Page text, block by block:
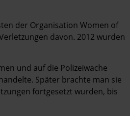
der Organisation Women of
davon. 2012 wurden
und auf die Polizeiwache
Später brachte man sie
fortgesetzt wurden, bis